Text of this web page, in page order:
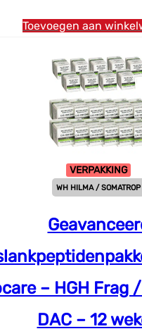
Toevoegen aan
VERPAKKING
WH HILMA / SOMATROP
– HGH Frag
DAC – 12